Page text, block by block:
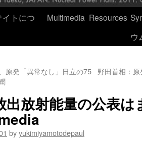
イトにつ
Multimedia Resources
ウ
原発「異常なし」日立の75
野田首相：
出放射能量の公表
byyukimiyamotodepaul